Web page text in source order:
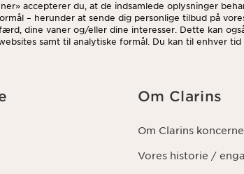
accepterer du, at de indsamlede oplysninger
– herunder at sende dig personlige tilbud på
dine vaner og/eller dine interesser. Dette kan
samt til analytiske formål. Du kan til enhver
i hvert nyhedsbrev. For mere information
Om Clarins
Om Clarins
Vores historie /